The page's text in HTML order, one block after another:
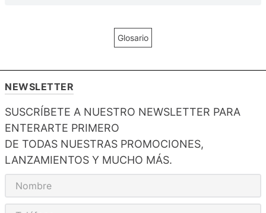
Glosario
NEWSLETTER
SUSCRÍBETE A NUESTRO NEWSLETTER PARA
ENTERARTE PRIMERO
DE TODAS NUESTRAS PROMOCIONES,
LANZAMIENTOS Y MUCHO MÁS.